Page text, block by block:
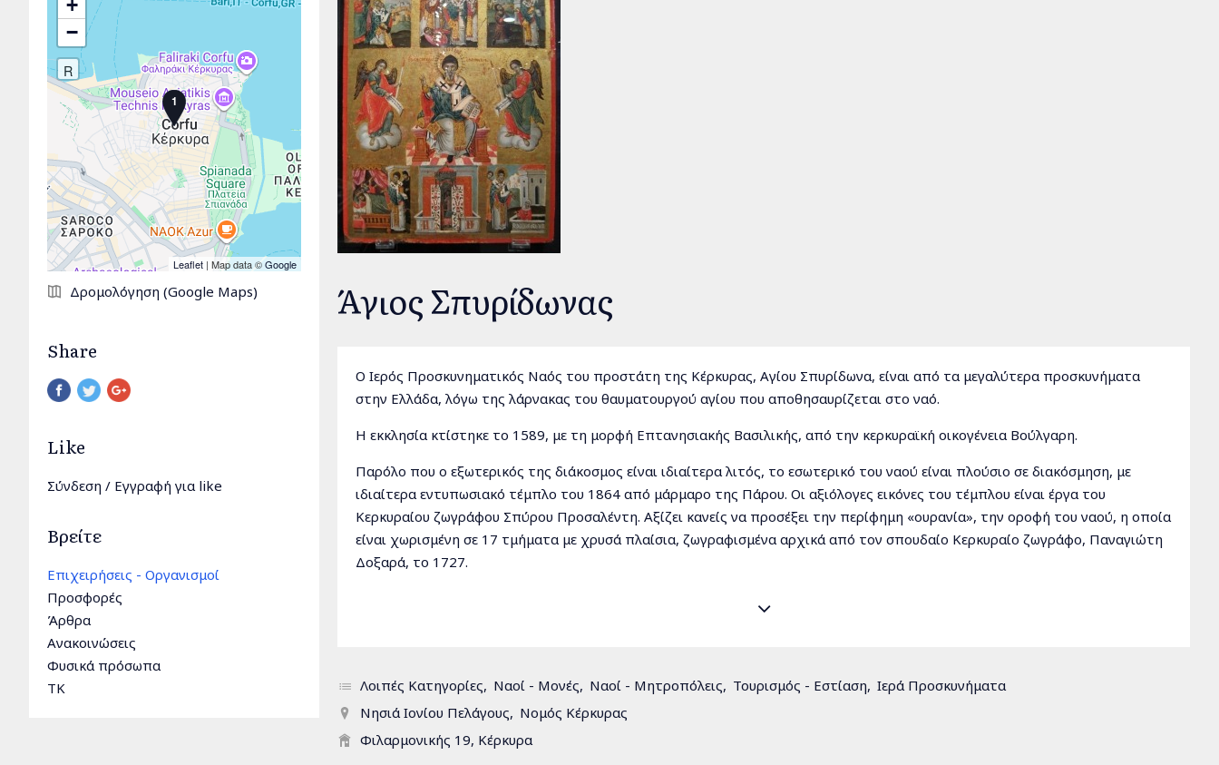
Άγιος Σπυρίδωνας
Ο Ιερός Προσκυνηματικός Ναός του προστάτη της Κέρκυρας, Αγίου Σπυρίδωνα, είναι από τα μεγαλύτερα προσκυνήματα
στην Ελλάδα, λόγω της λάρνακας του θαυματουργού αγίου που αποθησαυρίζεται στο ναό.
Η εκκλησία κτίστηκε το 1589, με τη μορφή Επτανησιακής Βασιλικής, από την κερκυραϊκή οικογένεια Βούλγαρη.
Παρόλο που ο εξωτερικός της διάκοσμος είναι ιδιαίτερα λιτός, το εσωτερικό του ναού είναι πλούσιο σε διακόσμηση, με
ιδιαίτερα εντυπωσιακό τέμπλο του 1864 από μάρμαρο της Πάρου. Οι αξιόλογες εικόνες του τέμπλου είναι έργα του
Κερκυραίου ζωγράφου Σπύρου Προσαλέντη. Αξίζει κανείς να προσέξει την περίφημη «ουρανία», την οροφή του ναού, η οποία
είναι χωρισμένη σε 17 τμήματα με χρυσά πλαίσια, ζωγραφισμένα αρχικά από τον σπουδαίο Κερκυραίο ζωγράφο, Παναγιώτη
Δοξαρά, το 1727.
βρίσκεται στην ανατολική πλευρά του ναού και φέρει ένα ρολόι παρόμοιο με εκείνο του Αγίου Γεωργίου των Γραικών στη
Η λάρνακα και το Ιερό Λείψανο του Αγίου Σπυρίδωνα
Λοιπές Κατηγορίες Ναοί - Μονές Ναοί - Μητροπόλεις Τουρισμός - Εστίαση Ιερά Προσκυνήματα
Νησιά Ιονίου Πελάγους
Νομός Κέρκυρας
Φιλαρμονικής 19, Κέρκυρα
1
+
−
R
Leaflet | Map data ©Google
Δρομολόγηση (Google Maps)
Share
Like
Σύνδεση / Εγγραφή για like
Βρείτε
Επιχειρήσεις - Οργανισμοί
Προσφορές
Άρθρα
Ανακοινώσεις
Φυσικά πρόσωπα
TK